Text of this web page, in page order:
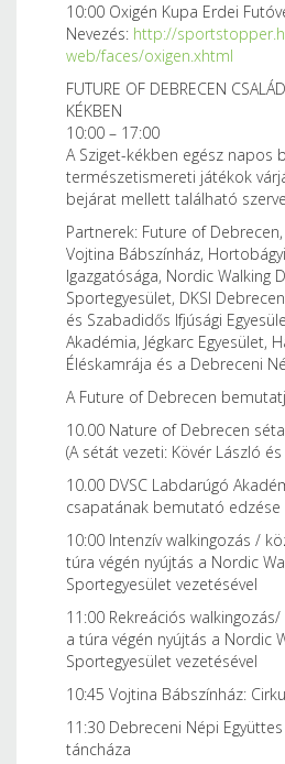
10:00 Oxigén Kupa Erdei
Nevezés: http://
web/faces/oxigen.xhtml
FUTURE OF DEBRECEN
KÉKBEN
10:00 – 17:00
A Sziget-kékben egész napos
természetismereti játékok
bejárat mellett található
Partnerek: Future of
Vojtina Bábszínház,
Igazgatósága, Nordic Walking
Sportegyesület, DKSI
és Szabadidős Ifjúsági
Akadémia, Jégkarc Egyesület,
Éléskamrája és a Debreceni
A Future of Debrecen
10.00 Nature of Debrecen
(A sétát vezeti: Kövér László
10.00 DVSC Labdarúgó
csapatának bemutató edzése
10:00 Intenzív walkingozás /
túra végén nyújtás a Nordic
Sportegyesület vezetésével
11:00 Rekreációs
a túra végén nyújtás a Nordic
Sportegyesület vezetésével
10:45 Vojtina Bábszínház:
11:30 Debreceni Népi
táncháza